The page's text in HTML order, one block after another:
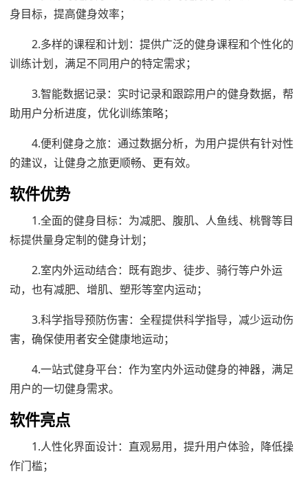
身目标，提高健身效率；
2.多样的课程和计划：提供广泛的健身课程和个性化的
训练计划，满足不同用户的特定需求；
3.智能数据记录：实时记录和跟踪用户的健身数据，帮
助用户分析进度，优化训练策略；
4.便利健身之旅：通过数据分析，为用户提供有针对性
的建议，让健身之旅更顺畅、更有效。
软件优势
1.全面的健身目标：为减肥、腹肌、人鱼线、桃臀等目
标提供量身定制的健身计划；
2.室内外运动结合：既有跑步、徒步、骑行等户外运
动，也有减肥、增肌、塑形等室内运动；
3.科学指导预防伤害：全程提供科学指导，减少运动伤
害，确保使用者安全健康地运动；
4.一站式健身平台：作为室内外运动健身的神器，满足
用户的一切健身需求。
软件亮点
1.人性化界面设计：直观易用，提升用户体验，降低操
作门槛；